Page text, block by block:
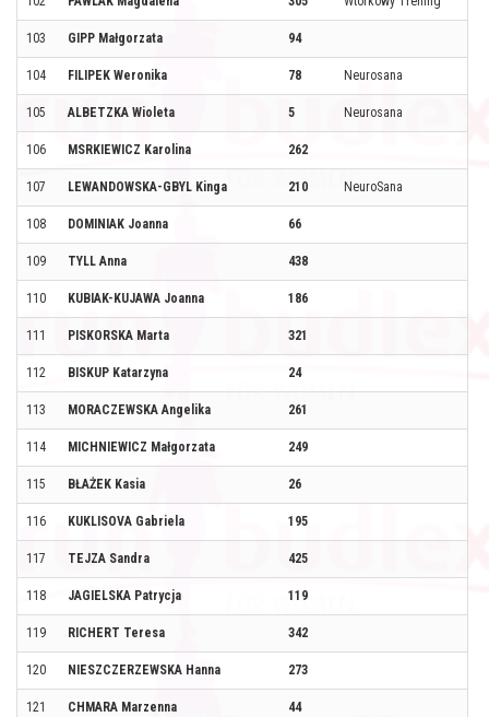
103 GIPP Małgorzata 94
104 FILIPEK Weronika 78 Neurosana
105 ALBETZKA Wioleta 5 Neurosana
106 MSRKIEWICZ Karolina 262
107 LEWANDOWSKA-GBYL Kinga 210 NeuroSana
108 DOMINIAK Joanna 66
109 TYLL Anna 438
110 KUBIAK-KUJAWA Joanna 186
111 PISKORSKA Marta 321
112 BISKUP Katarzyna 24
113 MORACZEWSKA Angelika 261
114 MICHNIEWICZ Małgorzata 249
115 BŁAŻEK Kasia 26
116 KUKLISOVA Gabriela 195
117 TEJZA Sandra 425
118 JAGIELSKA Patrycja 119
119 RICHERT Teresa 342
120 NIESZCZERZEWSKA Hanna 273
121 CHMARA Marzenna 44